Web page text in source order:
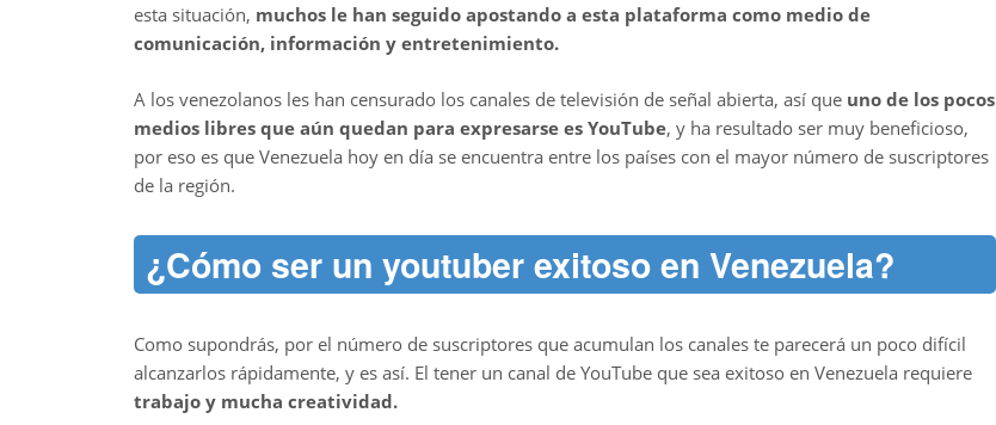
esta situación, muchos le han seguido apostando a esta plataforma como medio de
comunicación, información y entretenimiento.
A los venezolanos les han censurado los canales de televisión de señal abierta, así que uno de los pocos
medios libres que aún quedan para expresarse es YouTube, y ha resultado ser muy beneficioso,
por eso es que Venezuela hoy en día se encuentra entre los países con el mayor número de suscriptores
de la región.
¿Cómo ser un youtuber exitoso en Venezuela?
Como supondrás, por el número de suscriptores que acumulan los canales te parecerá un poco difícil
alcanzarlos rápidamente, y es así. El tener un canal de YouTube que sea exitoso en Venezuela requiere
trabajo y mucha creatividad.